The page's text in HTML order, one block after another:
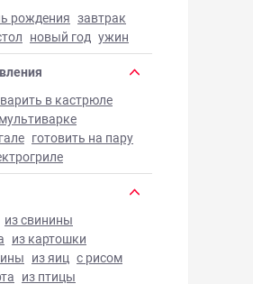
рождения завтрак
новый год ужин
варить в кастрюле
готовить на пару
из свинины
из картошки
из яиц с рисом
из птицы